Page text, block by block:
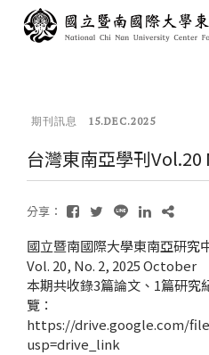
期刊訊息 15.DEC.2025
台灣東南亞學刊Vol.20
分享：
國立暨南國際大學東南亞研究
Vol. 20, No. 2, 2025 October
本期共收錄3篇論文、1篇研究
覽：
https://drive.google.com/
usp=drive_link